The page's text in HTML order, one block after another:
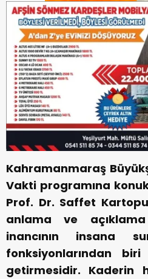
Kahramanmaraş
Vakti programına
Prof. Dr. Saffet
anlama ve
inancının insana
fonksiyonlarından
getirmesidir. Kaderin